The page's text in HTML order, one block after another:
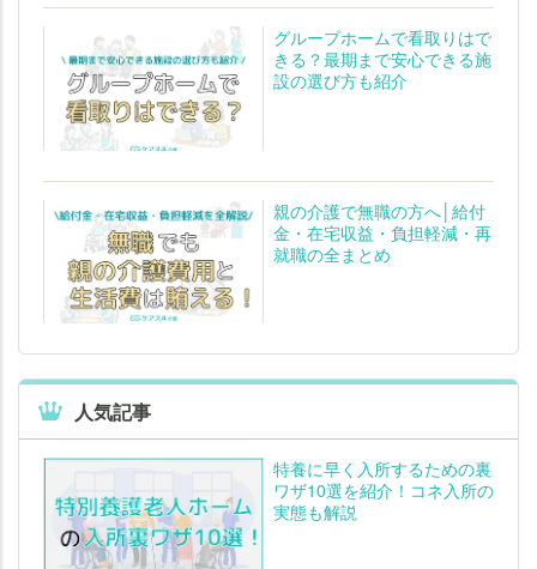
グループホームで看取りはで
きる？最期まで安心できる施
設の選び方も紹介
親の介護で無職の方へ│給付
金・在宅収益・負担軽減・再
就職の全まとめ
人気記事
特養に早く入所するための裏
ワザ10選を紹介！コネ入所の
実態も解説